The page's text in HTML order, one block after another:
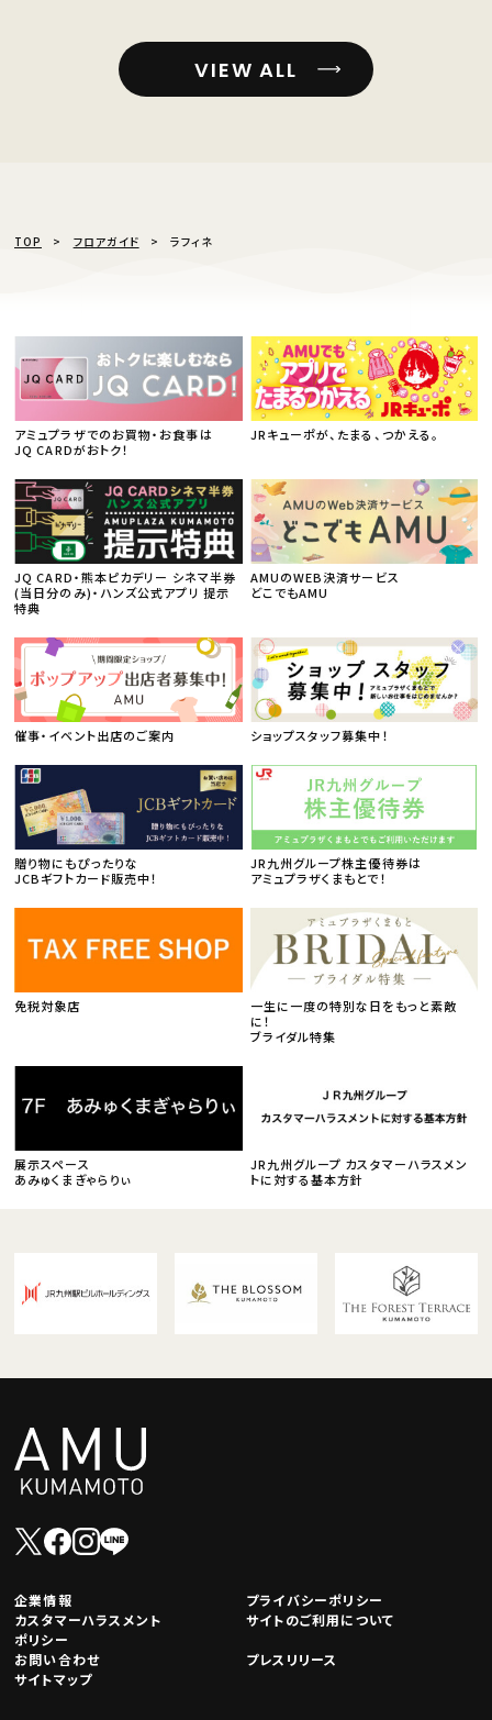
VIEW ALL
TOP フロアガイド ラフィネ
アミュプラザでのお買物・お食事は
JQ CARDがおトク！
JRキューポが、たまる、つかえる。
JQ CARD・熊本ピカデリー シネマ半券
(当日分のみ)・ハンズ公式アプリ 提示
特典
AMUのWEB決済サービス
どこでもAMU
催事・イベント出店のご案内 ショップスタッフ募集中！
贈り物にもぴったりな
JCBギフトカード販売中！
JR九州グループ株主優待券は
アミュプラザくまもとで！
免税対象店
一生に一度の特別な日をもっと素敵
に！
ブライダル特集
展示スペース
あみゅくまぎゃらりぃ
JR九州グループ カスタマーハラスメン
トに対する基本方針
企業情報
プライバシーポリシー
カスタマーハラスメント
ポリシー
サイトのご利用について
お問い合わせ
プレスリリース
サイトマップ